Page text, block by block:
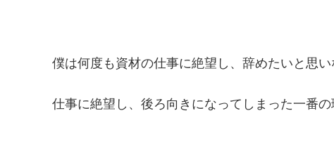
僕は何度も資材の仕事に絶望し、辞めたいと思い
仕事に絶望し、後ろ向きになってしまった一番の